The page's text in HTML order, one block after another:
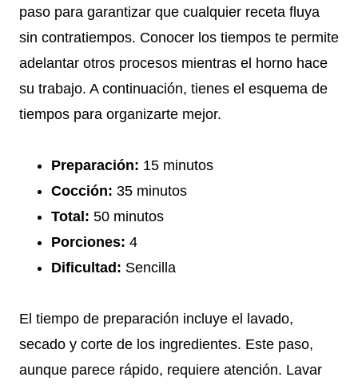
paso para garantizar que cualquier receta fluya
sin contratiempos. Conocer los tiempos te permite
adelantar otros procesos mientras el horno hace
su trabajo. A continuación, tienes el esquema de
tiempos para organizarte mejor.
Preparación: 15 minutos
Cocción: 35 minutos
Total: 50 minutos
Porciones: 4
Dificultad: Sencilla
El tiempo de preparación incluye el lavado,
secado y corte de los ingredientes. Este paso,
aunque parece rápido, requiere atención. Lavar